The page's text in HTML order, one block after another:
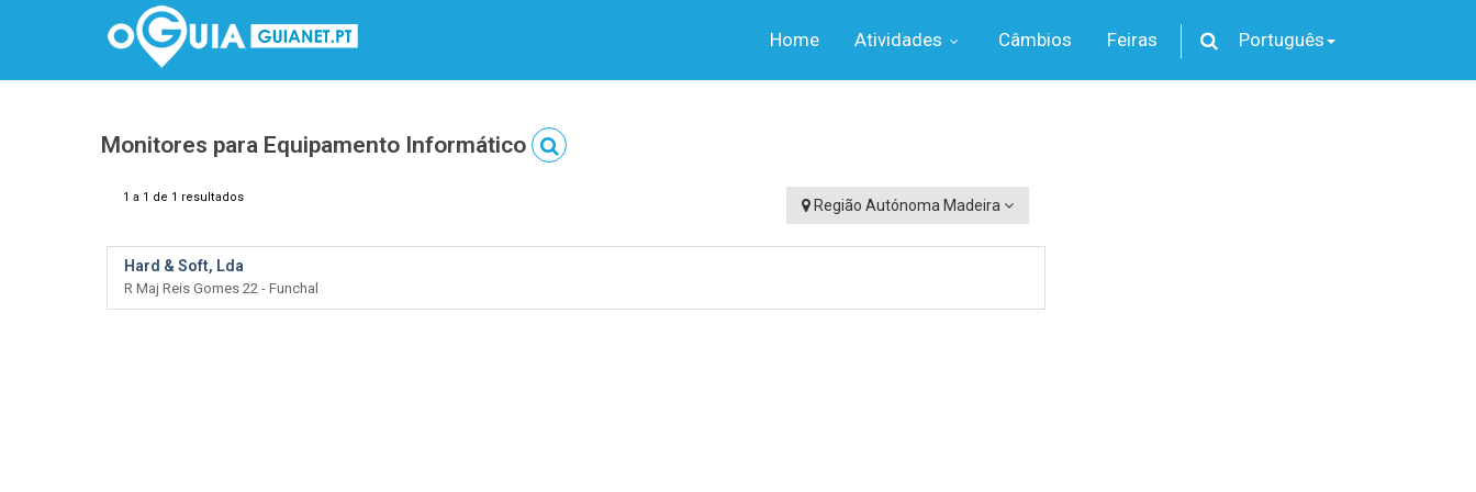
Home Atividades Câmbios Feiras Português
Monitores para Equipamento Informático
1 a 1 de 1 resultados Região Autónoma Madeira
Hard & Soft, Lda
R Maj Reis Gomes 22 - Funchal